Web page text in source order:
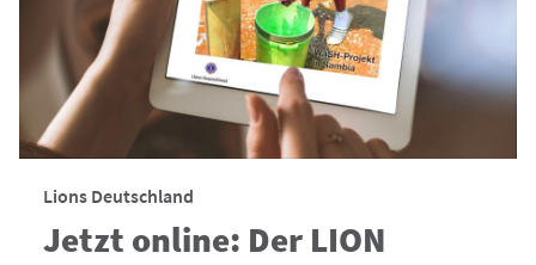
Lions Deutschland
Jetzt online: Der LION